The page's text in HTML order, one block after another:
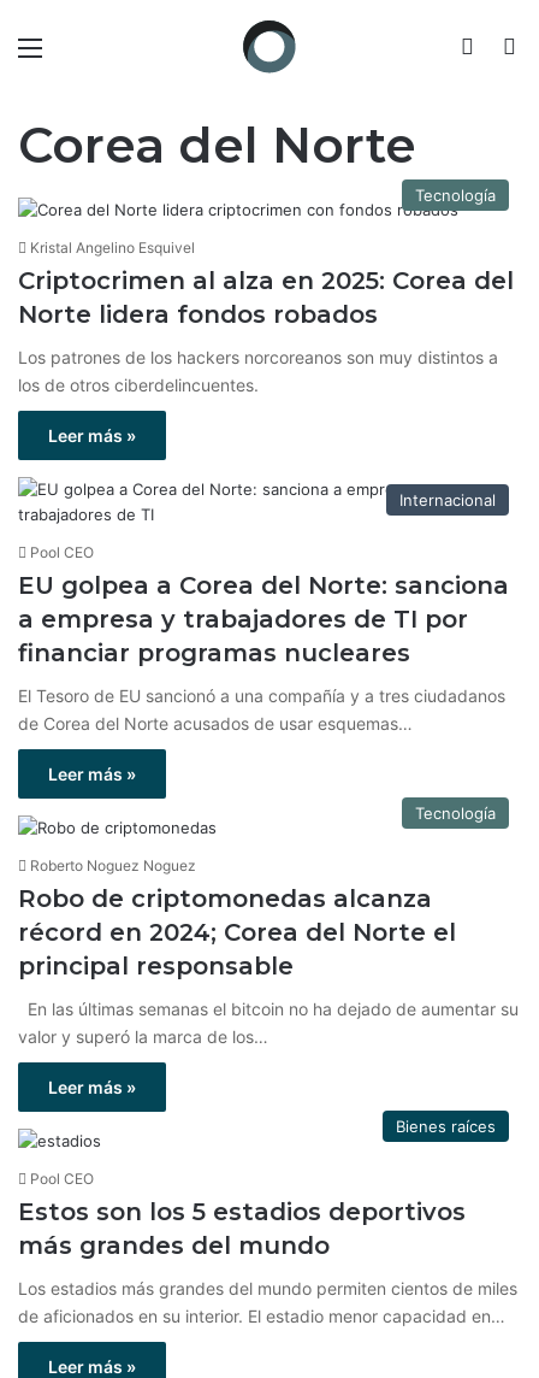
Corea del Norte
Tecnología
Kristal Angelino Esquivel
Criptocrimen al alza en 2025: Corea del
Norte lidera fondos robados
Los patrones de los hackers norcoreanos son muy distintos a
los de otros ciberdelincuentes.
Leer más »
Internacional
Pool CEO
EU golpea a Corea del Norte: sanciona
a empresa y trabajadores de TI por
financiar programas nucleares
El Tesoro de EU sancionó a una compañía y a tres ciudadanos
de Corea del Norte acusados de usar esquemas…
Leer más »
Tecnología
Roberto Noguez Noguez
Robo de criptomonedas alcanza
récord en 2024; Corea del Norte el
principal responsable
En las últimas semanas el bitcoin no ha dejado de aumentar su
valor y superó la marca de los…
Leer más »
Bienes raíces
Pool CEO
Estos son los 5 estadios deportivos
más grandes del mundo
Los estadios más grandes del mundo permiten cientos de miles
de aficionados en su interior. El estadio menor capacidad en…
Leer más »